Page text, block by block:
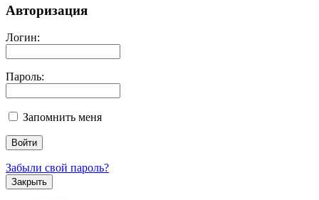
Авторизация
Логин:
Пароль:
Запомнить меня
Забыли свой пароль?
Закрыть